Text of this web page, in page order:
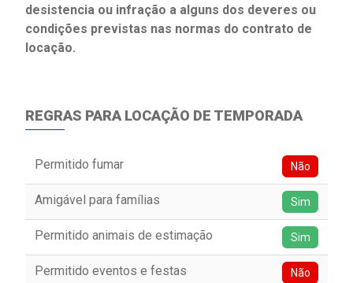
desistencia ou infração a alguns dos deveres ou
condições previstas nas normas do contrato de
locação.
REGRAS PARA LOCAÇÃO DE TEMPORADA
Permitido fumar Não
Amigável para famílias Sim
Permitido animais de estimação Sim
Permitido eventos e festas Não